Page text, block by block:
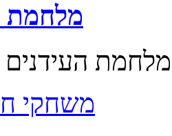
מלחמת
משחקי